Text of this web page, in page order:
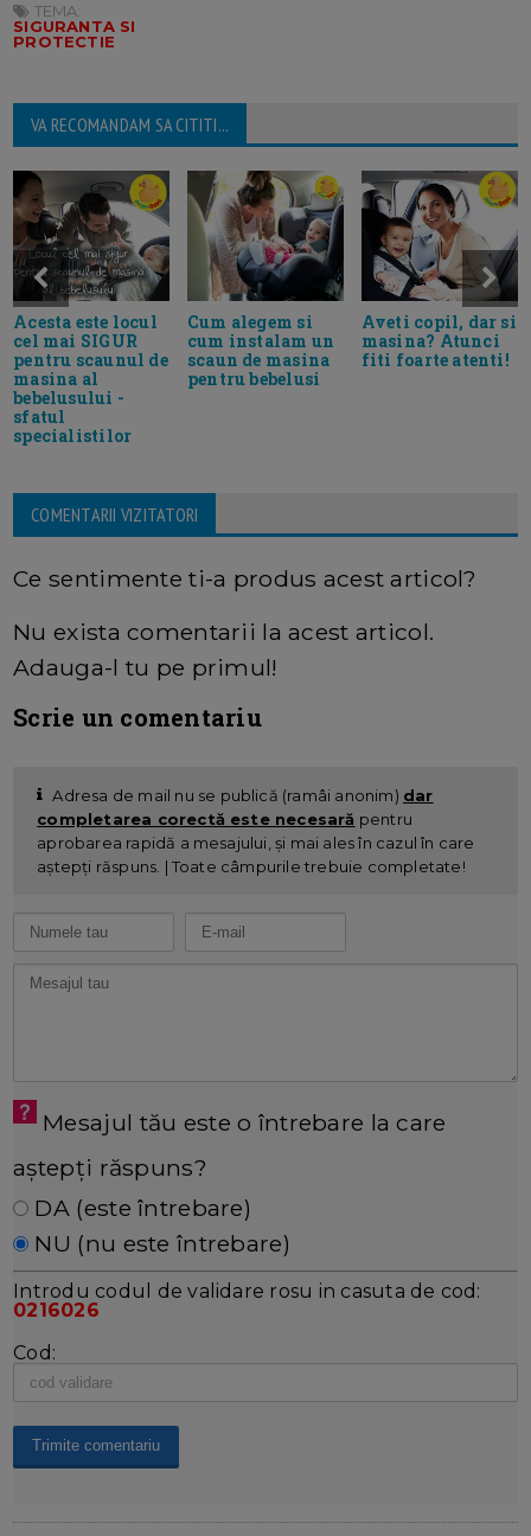
TEMA:
SIGURANTA SI
PROTECTIE
VA RECOMANDAM SA CITITI...
Acesta este locul
cel mai SIGUR
pentru scaunul de
masina al
bebelusului -
sfatul
specialistilor
Cum alegem si
cum instalam un
scaun de masina
pentru bebelusi
Aveti copil, dar si
masina? Atunci
fiti foarte atenti!
COMENTARII VIZITATORI
Ce sentimente ti-a produs acest articol?
Nu exista comentarii la acest articol.
Adauga-l tu pe primul!
Scrie un comentariu
Adresa de mail nu se publică (ramâi anonim) dar
completarea corectă este necesară pentru
aprobarea rapidă a mesajului, și mai ales în cazul în care
aștepți răspuns. | Toate câmpurile trebuie completate!
Mesajul tău este o întrebare la care
aștepți răspuns?
DA (este întrebare)
NU (nu este întrebare)
Introdu codul de validare rosu in casuta de cod:
0216026
Cod: